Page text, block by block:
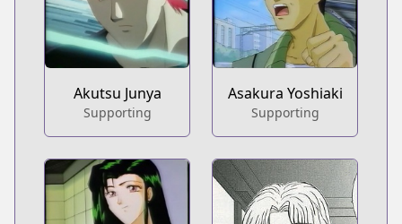
Akutsu Junya
Supporting
Asakura Yoshiaki
Supporting